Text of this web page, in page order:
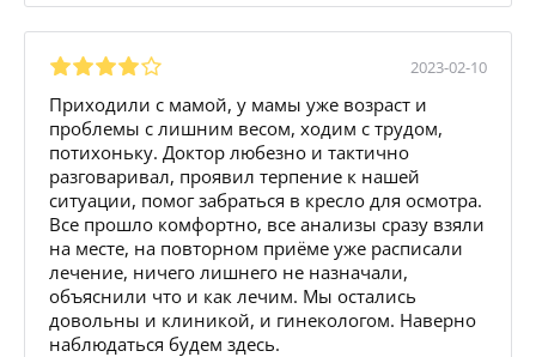
2023-02-10
Приходили с мамой, у мамы уже возраст и
проблемы с лишним весом, ходим с трудом,
потихоньку. Доктор любезно и тактично
разговаривал, проявил терпение к нашей
ситуации, помог забраться в кресло для осмотра.
Все прошло комфортно, все анализы сразу взяли
на месте, на повторном приёме уже расписали
лечение, ничего лишнего не назначали,
объяснили что и как лечим. Мы остались
довольны и клиникой, и гинекологом. Наверно
наблюдаться будем здесь.